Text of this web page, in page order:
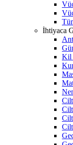
İhtiyaca
Kil
Cilt